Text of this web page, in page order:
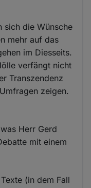
sich die Wünsche
mehr auf das
im Diesseits.
verfängt nicht
Transzendenz
zeigen.
Herr Gerd
mit einem
(in dem Fall